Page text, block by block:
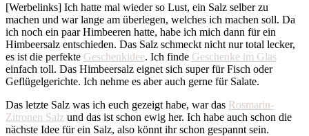
[Werbelinks] Ich hatte mal wieder so Lust, ein Salz selber zu
machen und war lange am überlegen, welches ich machen soll. Da
ich noch ein paar Himbeeren hatte, habe ich mich dann für ein
Himbeersalz entschieden. Das Salz schmeckt nicht nur total lecker,
es ist die perfekte Geschenkidee. Ich finde Geschenke im Glas
einfach toll. Das Himbeersalz eignet sich super für Fisch oder
Geflügelgerichte. Ich nehme es aber auch gerne für Salate.
Das letzte Salz was ich euch gezeigt habe, war das Rosmarin-
Zitronen Salz und das ist schon ewig her. Ich habe auch schon die
nächste Idee für ein Salz, also könnt ihr schon gespannt sein.